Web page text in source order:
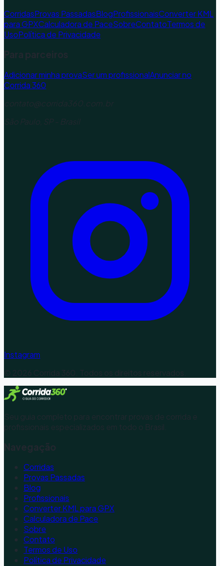
CorridasProvas PassadasBlogProfissionaisConverter KML
para GPXCalculadora de PaceSobreContatoTermos de
UsoPolítica de Privacidade
Para parceiros
Adicionar minha provaSer um profissionalAnunciar no
Corrida 360
contato@corrida360.com.br
São Paulo, SP - Brasil
Instagram
© 2026 Corrida 360. Todos os direitos reservados.
Seu guia completo para encontrar provas de corrida e
profissionais especializados em todo o Brasil.
Navegação
Corridas
Provas Passadas
Blog
Profissionais
Converter KML para GPX
Calculadora de Pace
Sobre
Contato
Termos de Uso
Política de Privacidade